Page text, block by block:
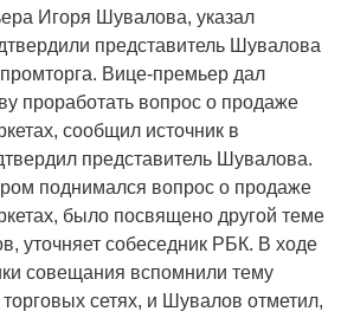
Игоря Шувалова, указал
представитель Шувалова
Вице-премьер дал
проработать вопрос о продаже
сообщил источник в
представитель Шувалова.
поднимался вопрос о продаже
было посвящено другой теме
уточняет собеседник РБК. В ходе
совещания вспомнили тему
сетях, и Шувалов отметил,